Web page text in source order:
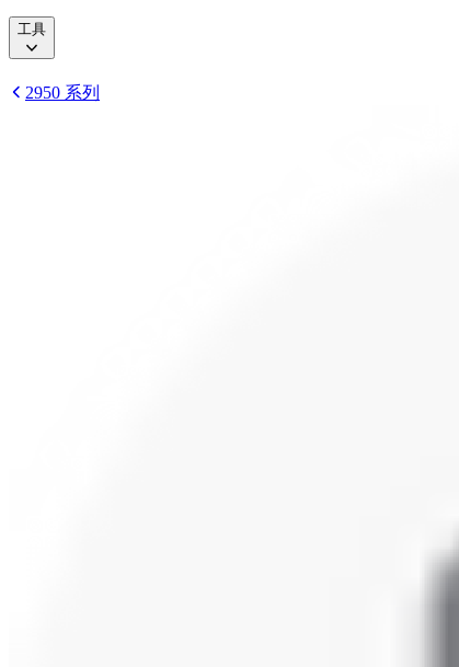
工具
2950 系列